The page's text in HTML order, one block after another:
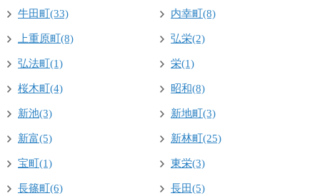
牛田町(33) 内幸町(8)
上重原町(8) 弘栄(2)
弘法町(1) 栄(1)
桜木町(4) 昭和(8)
新池(3) 新地町(3)
新富(5) 新林町(25)
宝町(1) 東栄(3)
長篠町(6) 長田(5)